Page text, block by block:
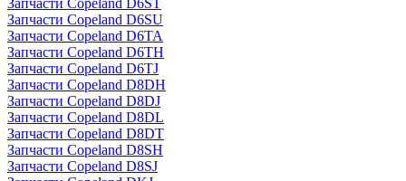
Запчасти Copeland D6ST
Запчасти Copeland D6SU
Запчасти Copeland D6TA
Запчасти Copeland D6TH
Запчасти Copeland D6TJ
Запчасти Copeland D8DH
Запчасти Copeland D8DJ
Запчасти Copeland D8DL
Запчасти Copeland D8DT
Запчасти Copeland D8SH
Запчасти Copeland D8SJ